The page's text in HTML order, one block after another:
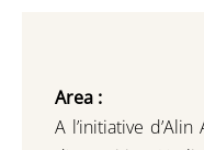
Area :
A l’initiative d’Alin